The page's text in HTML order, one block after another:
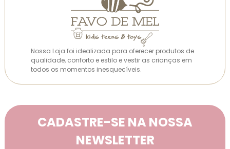
Nossa Loja foi idealizada para oferecer produtos de
qualidade, conforto e estilo e vestir as crianças em
todos os momentos inesquecíveis.
CADASTRE-SE NA NOSSA
NEWSLETTER